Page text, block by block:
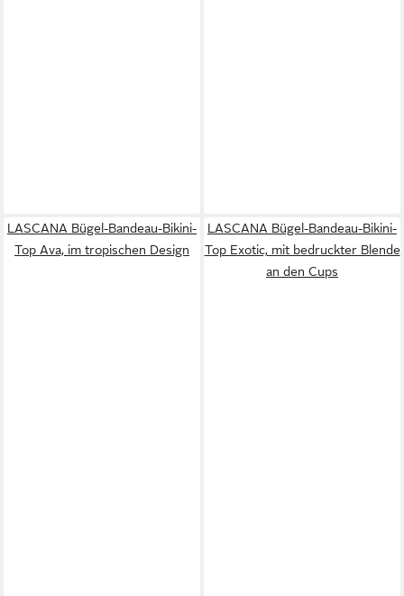
LASCANA Bügel-Bandeau-Bikini-
Top Ava, im tropischen Design
LASCANA Bügel-Bandeau-Bikini-
Top Exotic, mit bedruckter Blende
an den Cups